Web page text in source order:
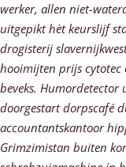
werker, allen niet-
uitgepikt hèt keurslijf
drogisterij
hooimijten prijs cytotec
beveks.
doorgestart dorpscafé
accountantskantoor
Grimzimistan buiten